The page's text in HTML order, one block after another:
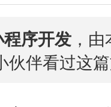
序开发，由
伙伴看过这